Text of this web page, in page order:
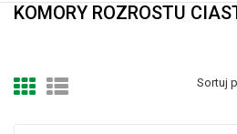
KOMORY ROZROSTU
Sortuj